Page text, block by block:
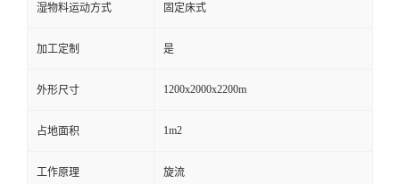
湿物料运动方式 固定床式
加工定制 是
外形尺寸 1200x2000x2200m
占地面积 1m2
工作原理 旋流